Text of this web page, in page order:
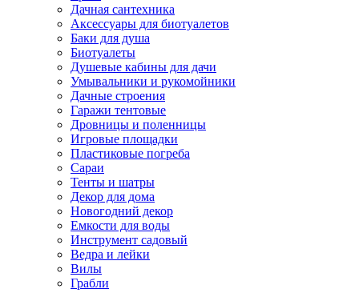
Дачная сантехника
Аксессуары для биотуалетов
Баки для душа
Биотуалеты
Душевые кабины для дачи
Умывальники и рукомойники
Дачные строения
Гаражи тентовые
Дровницы и поленницы
Игровые площадки
Пластиковые погреба
Сараи
Тенты и шатры
Декор для дома
Новогодний декор
Емкости для воды
Инструмент садовый
Ведра и лейки
Вилы
Грабли